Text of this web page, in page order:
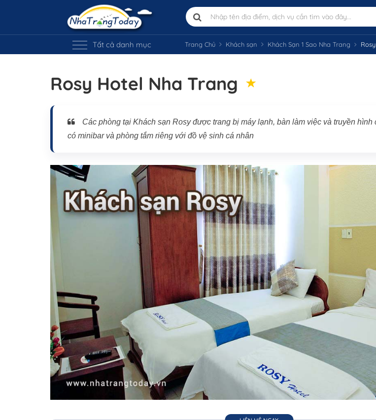
Tất cả danh mục Trang Chủ Khách sạn Khách Sạn 1 Sao Nha Trang
Rosy Hotel Nha Trang
Các phòng tại Khách sạn Rosy được trang bị máy lạnh, bàn làm việc và truyền hình
có minibar và phòng tắm riêng với đồ vệ sinh cá nhân
Vị trí trên bản đồ